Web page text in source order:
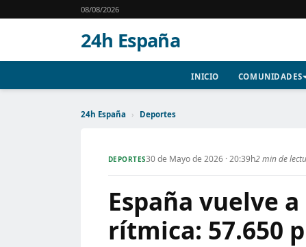
08/08/2026
24h España
INICIO COMUNIDADES
24h España › Deportes
DEPORTES30 de Mayo de 2026 · 20:39h2 min de
España vuelve
rítmica: 57.650